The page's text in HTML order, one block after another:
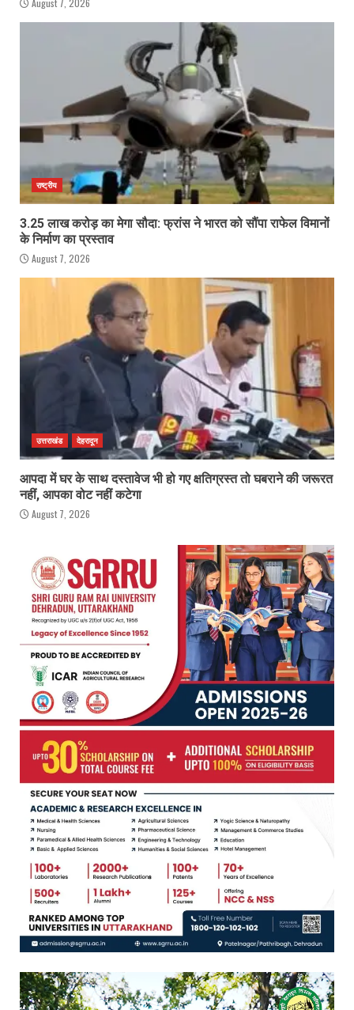
August 7, 2026
राष्ट्रीय
3.25 लाख करोड़ का मेगा सौदा: फ्रांस ने भारत को सौंपा राफेल विमानों
के निर्माण का प्रस्ताव
August 7, 2026
उत्तराखंड देहरादून
आपदा में घर के साथ दस्तावेज भी हो गए क्षतिग्रस्त तो घबराने की जरूरत
नहीं, आपका वोट नहीं कटेगा
August 7, 2026
Video
Player